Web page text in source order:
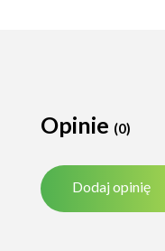
Opinie (0)
Dodaj opinię